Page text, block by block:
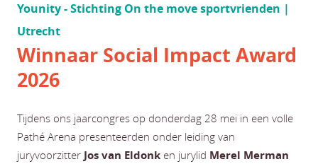
Younity - Stichting On the move sportvrienden |
Utrecht
Winnaar Social Impact Award
2026
Tijdens ons jaarcongres op donderdag 28 mei in een volle
Pathé Arena presenteerden onder leiding van
juryvoorzitter Jos van Eldonk en jurylid Merel Merman